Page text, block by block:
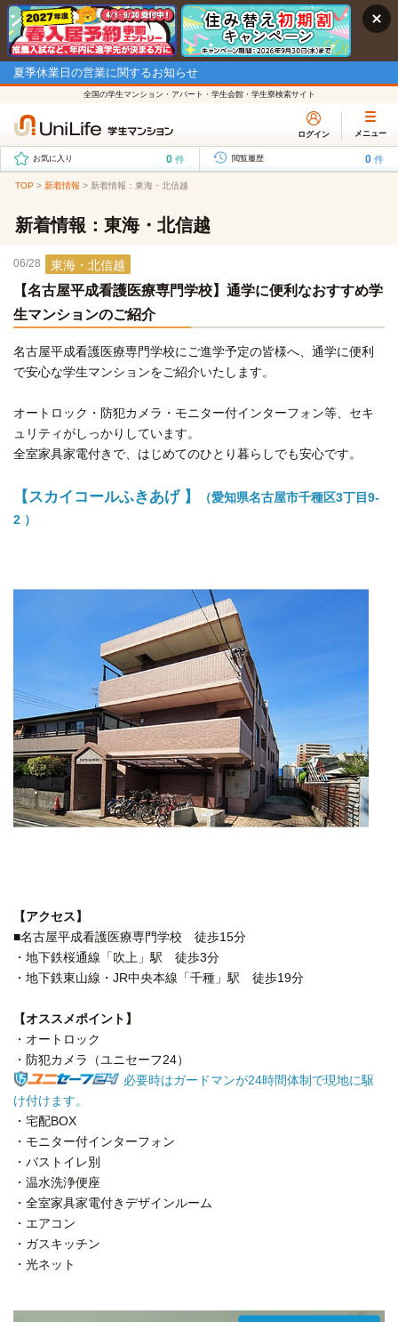
夏季休業日の営業に関するお知らせ
全国の学生マンション・アパート・学生会館・学生寮検索サイト
ログイン メニュー
お気に入り 0 件 閲覧履歴 0 件
TOP > 新着情報 > 新着情報：東海・北信越
新着情報：東海・北信越
06/28 東海・北信越
【名古屋平成看護医療専門学校】通学に便利なおすすめ学
生マンションのご紹介
名古屋平成看護医療専門学校にご進学予定の皆様へ、通学に便利
で安心な学生マンションをご紹介いたします。
オートロック・防犯カメラ・モニター付インターフォン等、セキ
ュリティがしっかりしています。
全室家具家電付きで、はじめてのひとり暮らしでも安心です。
【スカイコールふきあげ 】
（愛知県名古屋市千種区3丁目9-
2 ）
【アクセス】
■名古屋平成看護医療専門学校 徒歩15分
・地下鉄桜通線「吹上」駅 徒歩3分
・地下鉄東山線・JR中央本線「千種」駅 徒歩19分
【オススメポイント】
・オートロック
・防犯カメラ（ユニセーフ24）
必要時はガードマンが24時間体制で現地に駆
け付けます。
・宅配BOX
・モニター付インターフォン
・バストイレ別
・温水洗浄便座
・全室家具家電付きデザインルーム
・エアコン
・ガスキッチン
・光ネット